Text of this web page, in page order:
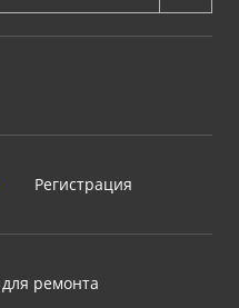
Регистрация
ремонта